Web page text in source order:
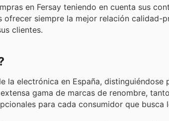
en Fersay teniendo en cuenta sus
siempre la mejor relación calidad-
clientes.
la electrónica en España,
gama de marcas de renombre,
para cada consumidor que busca